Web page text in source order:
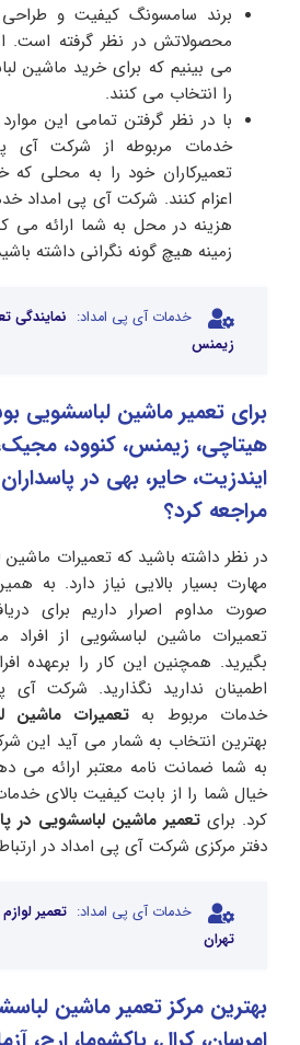
برند سامسونگ کیفیت و
محصولاتش در نظر گرفته است. از
می بینیم که برای خرید ماشین
را انتخاب می کنند.
با در نظر گرفتن تمامی این
خدمات مربوطه از شرکت آی
تعمیرکاران خود را به محلی
اعزام کنند. شرکت آی پی امداد
هزینه در محل به شما ارائه می
زمینه هیچ گونه نگرانی داشته
خدمات آی پی امداد: نمایندگی
زیمنس
برای تعمیر ماشین لباسشویی
هیتاچی، زیمنس، کنوود،
ایندزیت، حایر، بهی در
مراجعه کرد؟
در نظر داشته باشید که تعمیرات
مهارت بسیار بالایی نیاز دارد. به
صورت مداوم اصرار داریم برای
تعمیرات ماشین لباسشویی از
بگیرید. همچنین این کار را برعهده
اطمینان ندارید نگذارید. شرکت آی
خدمات مربوط به تعمیرات ماشین
بهترین انتخاب به شمار می آید این
به شما ضمانت نامه معتبر ارائه می
خیال شما را از بابت کیفیت بالای
کرد. برایتعمیر ماشین لباسشویی در
دفتر مرکزی شرکت آی پی امداد در
خدمات آی پی امداد: تعمیر
تهران
بهترین مرکز تعمیر ماشین